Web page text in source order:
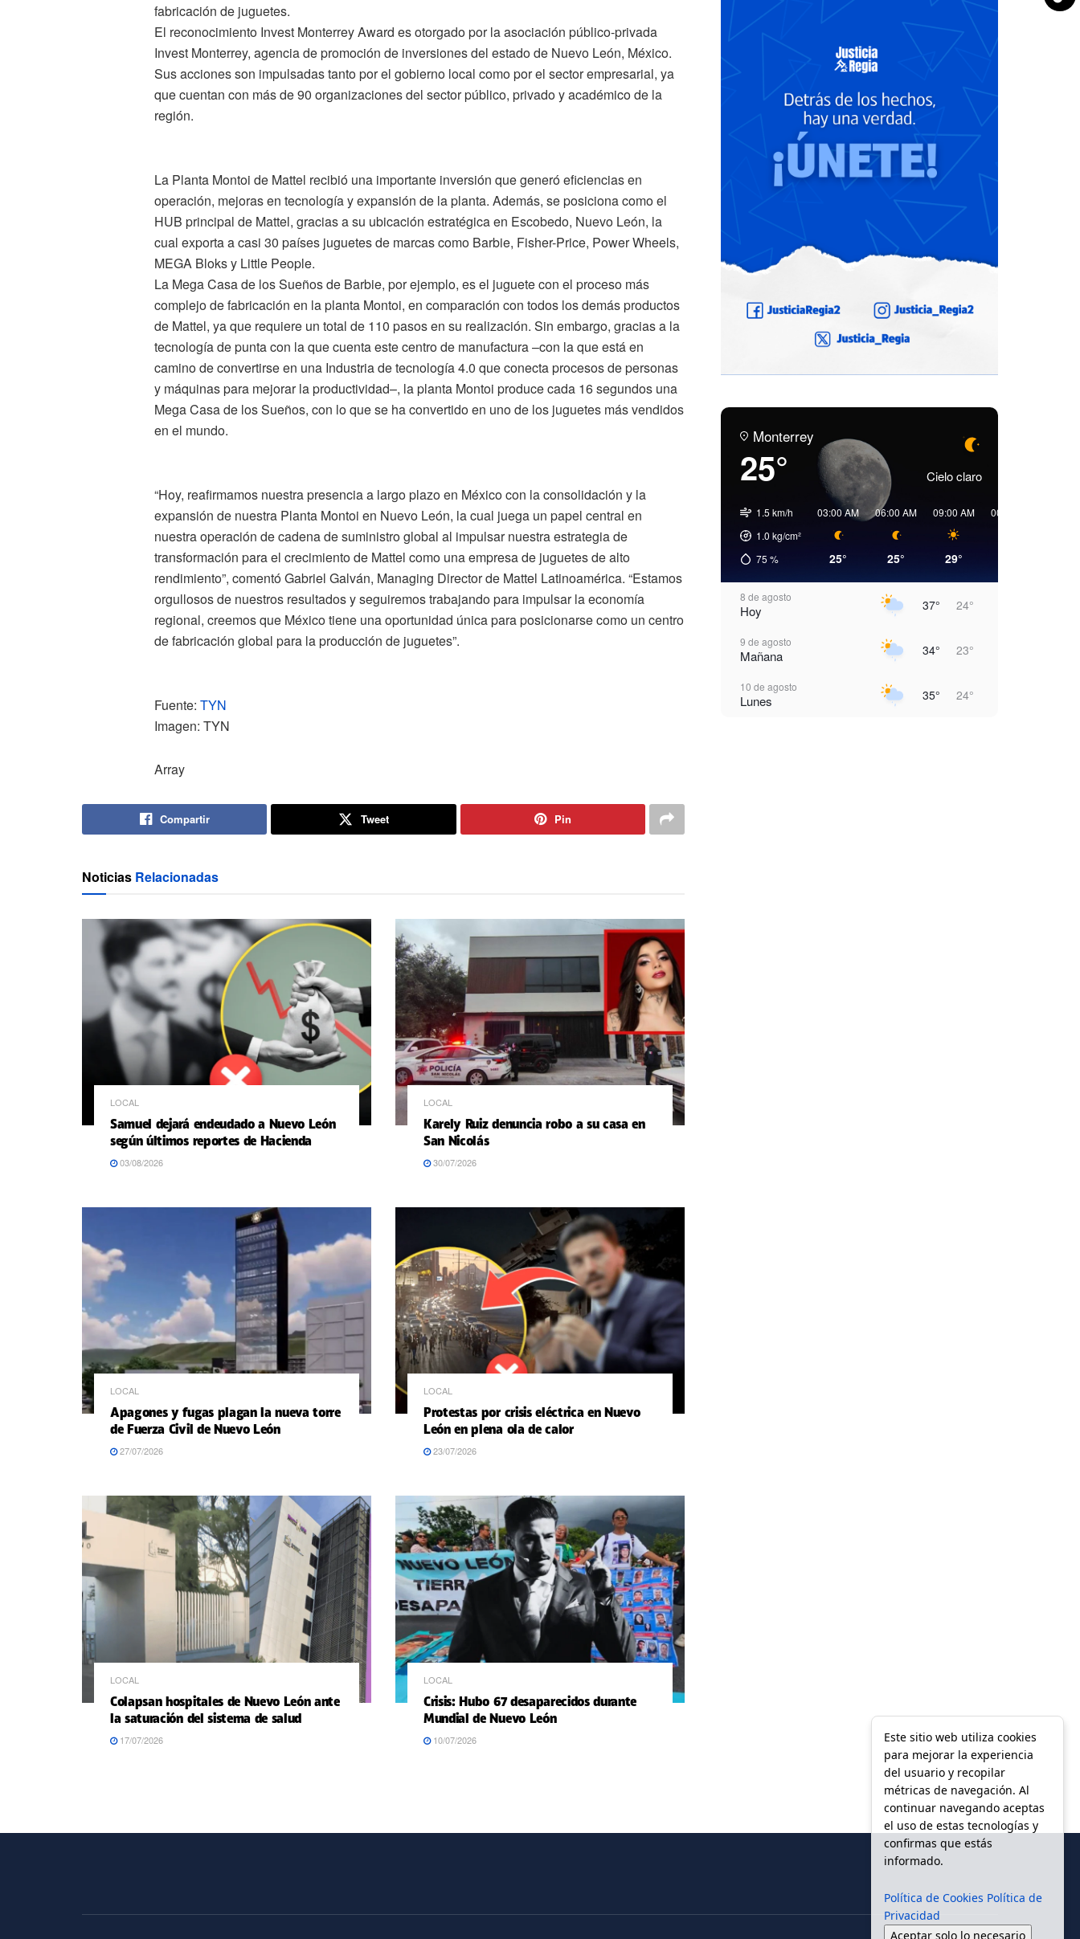
fabricación de juguetes.
El reconocimiento Invest Monterrey Award es otorgado por la asociación público-privada
Invest Monterrey, agencia de promoción de inversiones del estado de Nuevo León, México.
Sus acciones son impulsadas tanto por el gobierno local como por el sector empresarial, ya
que cuentan con más de 90 organizaciones del sector público, privado y académico de la
región.
La Planta Montoi de Mattel recibió una importante inversión que generó eficiencias en
operación, mejoras en tecnología y expansión de la planta. Además, se posiciona como el
HUB principal de Mattel, gracias a su ubicación estratégica en Escobedo, Nuevo León, la
cual exporta a casi 30 países juguetes de marcas como Barbie, Fisher-Price, Power Wheels,
MEGA Bloks y Little People.
La Mega Casa de los Sueños de Barbie, por ejemplo, es el juguete con el proceso más
complejo de fabricación en la planta Montoi, en comparación con todos los demás productos
de Mattel, ya que requiere un total de 110 pasos en su realización. Sin embargo, gracias a la
tecnología de punta con la que cuenta este centro de manufactura –con la que está en
camino de convertirse en una Industria de tecnología 4.0 que conecta procesos de personas
y máquinas para mejorar la productividad–, la planta Montoi produce cada 16 segundos una
Mega Casa de los Sueños, con lo que se ha convertido en uno de los juguetes más vendidos
en el mundo.
“Hoy, reafirmamos nuestra presencia a largo plazo en México con la consolidación y la
expansión de nuestra Planta Montoi en Nuevo León, la cual juega un papel central en
nuestra operación de cadena de suministro global al impulsar nuestra estrategia de
transformación para el crecimiento de Mattel como una empresa de juguetes de alto
rendimiento”, comentó Gabriel Galván, Managing Director de Mattel Latinoamérica. “Estamos
orgullosos de nuestros resultados y seguiremos trabajando para impulsar la economía
regional, creemos que México tiene una oportunidad única para posicionarse como un centro
de fabricación global para la producción de juguetes”.
Fuente: ​​ TYN
Imagen: TYN
Array
Compartir Tweet Pin
Noticias Relacionadas
LOCAL
Samuel dejará endeudado a Nuevo León
según últimos reportes de Hacienda
03/08/2026
LOCAL
Karely Ruiz denuncia robo a su casa en
San Nicolás
30/07/2026
LOCAL
Apagones y fugas plagan la nueva torre
de Fuerza Civil de Nuevo León
27/07/2026
LOCAL
Protestas por crisis eléctrica en Nuevo
León en plena ola de calor
23/07/2026
LOCAL
Colapsan hospitales de Nuevo León ante
la saturación del sistema de salud
17/07/2026
LOCAL
Crisis: Hubo 67 desaparecidos durante
Mundial de Nuevo León
10/07/2026
Monterrey
25° Cielo claro
1.5 km/h
1.0 kg/cm²
75 %
03:00 AM
25°
06:00 AM
25°
09:00 AM
29°
00:00 PM
8 de agosto
Hoy 37° 24°
9 de agosto
Mañana 34° 23°
10 de agosto
Lunes 35° 24°
Este sitio web utiliza cookies
para mejorar la experiencia
del usuario y recopilar
métricas de navegación. Al
continuar navegando aceptas
el uso de estas tecnologías y
confirmas que estás
informado.
Política de Cookies Política de
Privacidad
Aceptar solo lo necesario